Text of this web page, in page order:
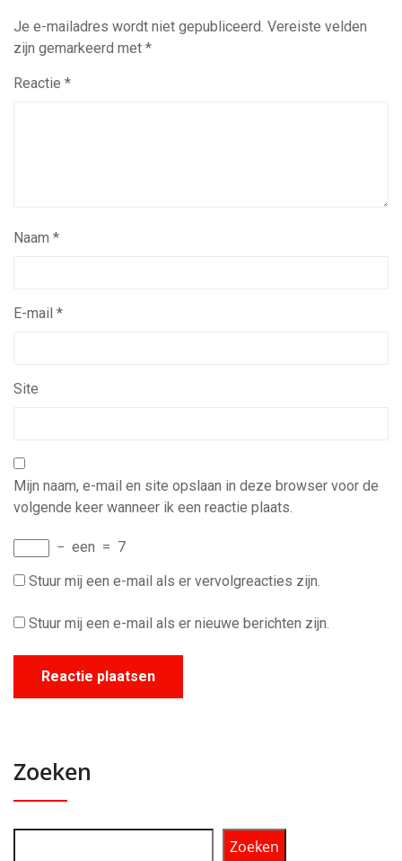
Je e-mailadres wordt niet gepubliceerd. Vereiste velden
zijn gemarkeerd met *
Reactie *
Naam *
E-mail *
Site
Mijn naam, e-mail en site opslaan in deze browser voor de
volgende keer wanneer ik een reactie plaats.
− een = 7
Stuur mij een e-mail als er vervolgreacties zijn.
Stuur mij een e-mail als er nieuwe berichten zijn.
Zoeken
Zoeken